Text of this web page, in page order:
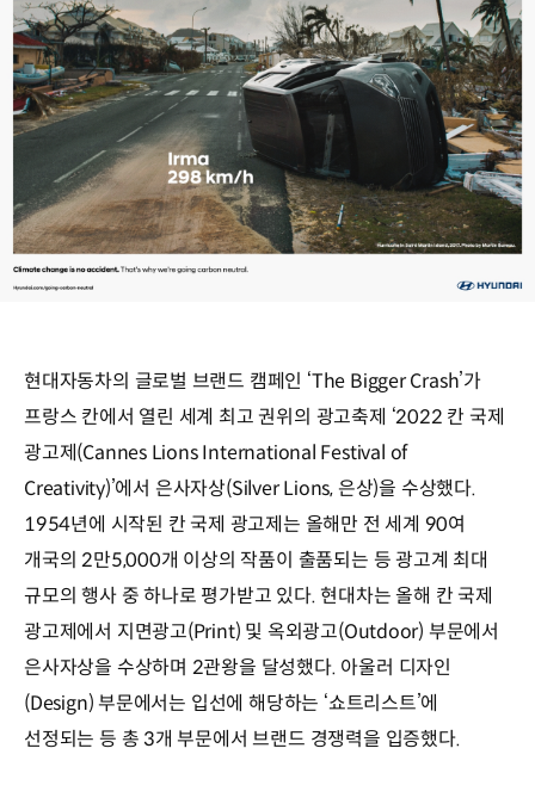
현대자동차의 글로벌 브랜드 캠페인 ‘The Bigger Crash’가
프랑스 칸에서 열린 세계 최고 권위의 광고축제 ‘2022 칸 국제
광고제(Cannes Lions International Festival of
Creativity)’에서 은사자상(Silver Lions, 은상)을 수상했다.
1954년에 시작된 칸 국제 광고제는 올해만 전 세계 90여
개국의 2만5,000개 이상의 작품이 출품되는 등 광고계 최대
규모의 행사 중 하나로 평가받고 있다. 현대차는 올해 칸 국제
광고제에서 지면광고(Print) 및 옥외광고(Outdoor) 부문에서
은사자상을 수상하며 2관왕을 달성했다. 아울러 디자인
(Design) 부문에서는 입선에 해당하는 ‘쇼트리스트’에
선정되는 등 총 3개 부문에서 브랜드 경쟁력을 입증했다.